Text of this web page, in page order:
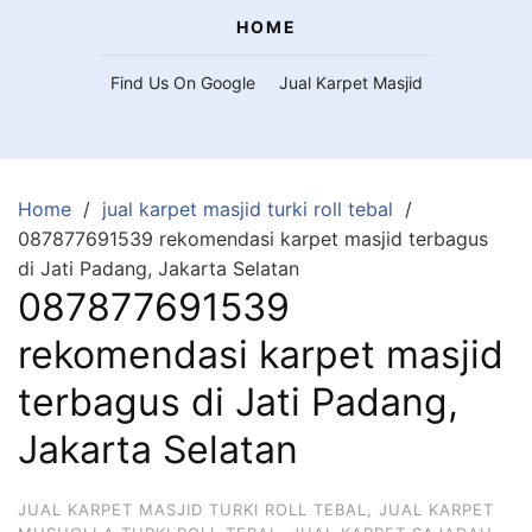
HOME
Find Us On Google Jual Karpet Masjid
Home
jual karpet masjid turki roll tebal
087877691539 rekomendasi karpet masjid terbagus
di Jati Padang, Jakarta Selatan
087877691539
rekomendasi karpet masjid
terbagus di Jati Padang,
Jakarta Selatan
JUAL KARPET MASJID TURKI ROLL TEBAL
JUAL KARPET